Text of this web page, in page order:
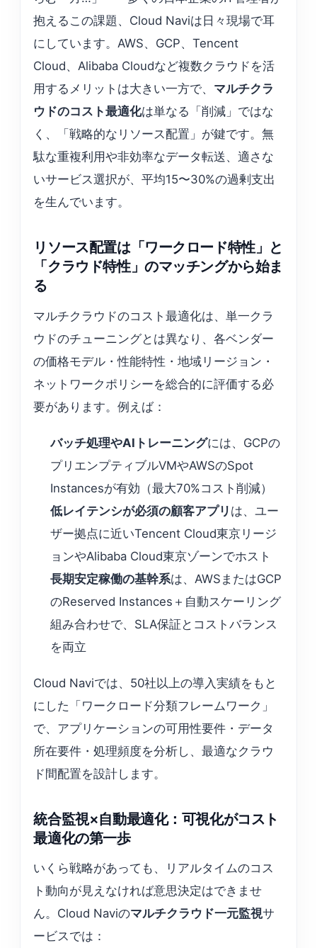
抱えるこの課題、Cloud Naviは日々現場で耳
にしています。AWS、GCP、Tencent
Cloud、Alibaba Cloudなど複数クラウドを活
用するメリットは大きい一方で、 マルチクラ
ウドのコスト最適化は単なる「削減」ではな
く、「戦略的なリソース配置」が鍵です。無
駄な重複利用や非効率なデータ転送、適さな
いサービス選択が、平均15〜30%の過剰支出
を生んでいます。
リソース配置は「ワークロード特性」と
「クラウド特性」のマッチングから始ま
る
マルチクラウドのコスト最適化は、単一クラ
ウドのチューニングとは異なり、各ベンダー
の価格モデル・性能特性・地域リージョン・
ネットワークポリシーを総合的に評価する必
要があります。例えば：
バッチ処理やAIトレーニングには、GCPの
プリエンプティブルVMやAWSのSpot
Instancesが有効（最大70%コスト削減）
低レイテンシが必須の顧客アプリ は、ユー
ザー拠点に近いTencent Cloud東京リージ
ョンやAlibaba Cloud東京ゾーンでホスト
長期安定稼働の基幹系は、AWSまたはGCP
のReserved Instances＋自動スケーリング
組み合わせで、SLA保証とコストバランス
を両立
Cloud Naviでは、50社以上の導入実績をもと
にした「ワークロード分類フレームワーク」
で、アプリケーションの可用性要件・データ
所在要件・処理頻度を分析し、最適なクラウ
ド間配置を設計します。
統合監視×自動最適化：可視化がコスト
最適化の第一歩
いくら戦略があっても、リアルタイムのコス
ト動向が見えなければ意思決定はできませ
ん。Cloud Naviのマルチクラウド一元監視サ
ービスでは：